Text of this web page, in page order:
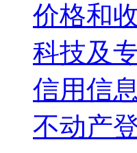
价格和
科技及
信用信息
不动产